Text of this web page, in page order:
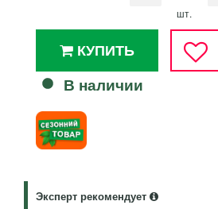
шт.
КУПИТЬ
В наличии
Эксперт рекомендует